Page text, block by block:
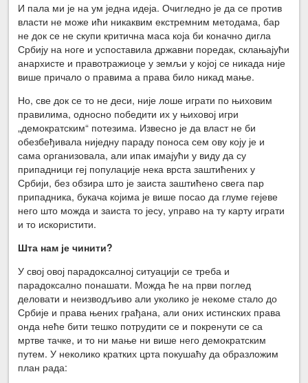
И пала ми је на ум једна идеја. Очигледно је да се против
власти не може ићи никаквим екстремним методама, бар
не док се не скупи критична маса која би коначно дигла
Србију на ноге и успоставила државни поредак, склањајући
анархисте и правотражиоце у земљи у којој се никада није
више причало о правима а права било никад мање.
Но, све док се то не деси, није лоше играти по њиховим
правилима, односно победити их у њиховој игри
„демократским“ потезима. Извесно је да власт не би
обезбеђивала ниједну параду поноса сем ову коју је и
сама организовала, али ипак имајући у виду да су
припадници геј популације нека врста заштићених у
Србији, без обзира што је заиста заштићено свега пар
припадника, букача којима је више посао да глуме гејеве
него што можда и заиста то јесу, управо на ту карту играти
и то искористити.
Шта нам је чинити?
У свој овој парадоксалној ситуацији се треба и
парадоксално понашати. Можда ће на први поглед
деловати и неизводљиво али уколико је некоме стало до
Србије и права њених грађана, али оних истинских права
онда неће бити тешко потрудити се и покренути се са
мртве тачке, и то ни мање ни више него демократским
путем. У неколико кратких црта покушаћу да образложим
план рада: